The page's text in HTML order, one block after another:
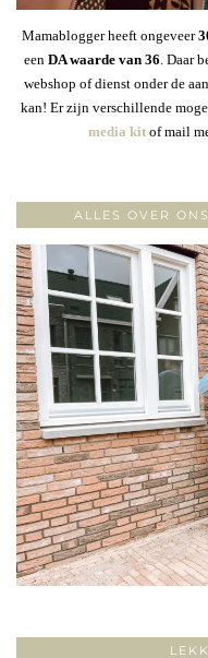
Mamablogger heeft ongeveer
een DA waarde van 36 . Daar
webshop of dienst onder de
kan! Er zijn verschillende
media kitof mail
ALLES OVER